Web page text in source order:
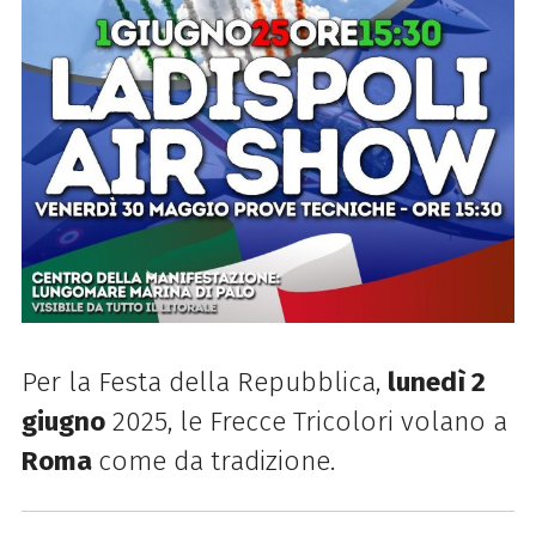
Per la Festa della Repubblica, lunedì 2
giugno2025, le Frecce Tricolori volano a
Roma come da tradizione.